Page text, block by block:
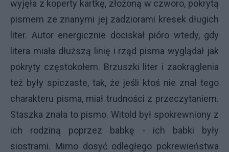
wyjęła z koperty kartkę, złożoną w czworo, pokrytą
pismem ze znanymi jej zadziorami kresek długich
liter. Autor energicznie dociskał pióro wtedy, gdy
litera miała dłuższą linię i rząd pisma wyglądał jak
pokryty częstokołem. Brzuszki liter i zaokrąglenia
też były spiczaste, tak, że jeśli ktoś nie znał tego
charakteru pisma, miał trudności z przeczytaniem.
Staszka znała to pismo. Witold był spokrewniony z
ich rodziną poprzez babkę - ich babki były
siostrami. Mimo dosyć odległego pokrewieństwa